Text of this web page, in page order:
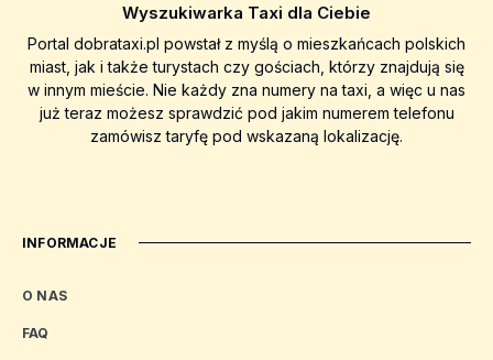
Wyszukiwarka Taxi dla Ciebie
Portal dobrataxi.pl powstał z myślą o mieszkańcach polskich
miast, jak i także turystach czy gościach, którzy znajdują się
w innym mieście. Nie każdy zna numery na taxi, a więc u nas
już teraz możesz sprawdzić pod jakim numerem telefonu
zamówisz taryfę pod wskazaną lokalizację.
INFORMACJE
O NAS
FAQ